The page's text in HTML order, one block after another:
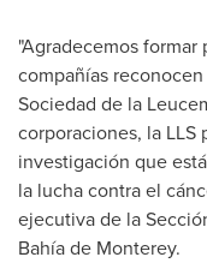
"Agradecemos
compañías
Sociedad de la
corporaciones, la
investigación que
la lucha contra el
ejecutiva de la
Bahía de Monterey.